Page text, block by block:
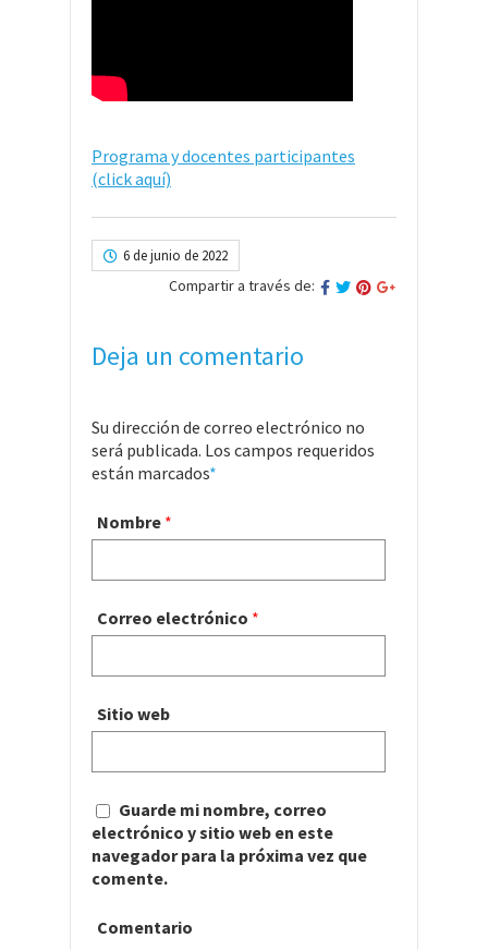
Programa y docentes participantes
(click aquí)
6 de junio de 2022
Compartir a través de:
Deja un comentario
Su dirección de correo electrónico no
será publicada. Los campos requeridos
están marcados*
Nombre *
Correo electrónico *
Sitio web
Guarde mi nombre, correo
electrónico y sitio web en este
navegador para la próxima vez que
comente.
Comentario